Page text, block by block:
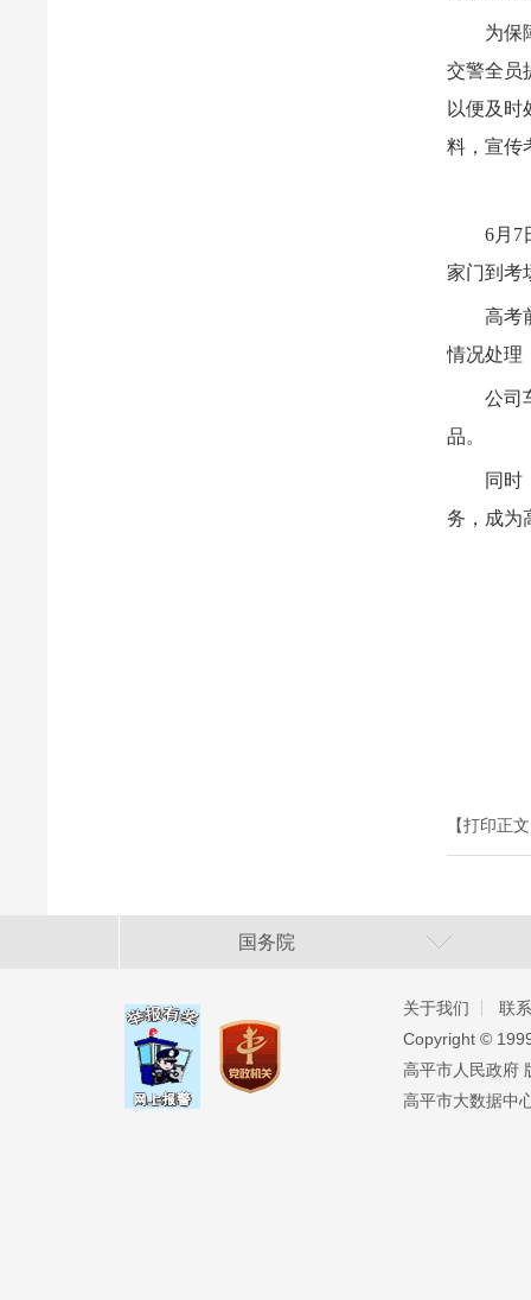
为保
交警全员
以便及时
料，宣传
6月7
家门到考
高考
情况处理
公司
品。
同时
务，成为
【打印正
国务院
关于我们
联
Copyright ©️
高平市人民政府
高平市大数据